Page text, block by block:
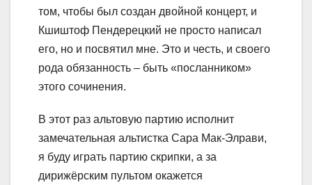
том, чтобы был создан двойной концерт, и
Кшиштоф Пендерецкий не просто написал
его, но и посвятил мне. Это и честь, и своего
рода обязанность – быть «посланником»
этого сочинения.
В этот раз альтовую партию исполнит
замечательная альтистка Сара Мак-Элрави,
я буду играть партию скрипки, а за
дирижёрским пультом окажется